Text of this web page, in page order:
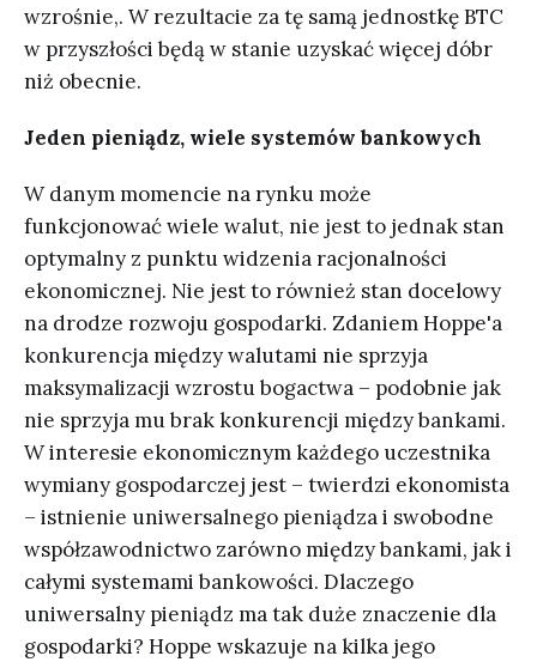
wzrośnie,. W rezultacie za tę samą jednostkę BTC
w przyszłości będą w stanie uzyskać więcej dóbr
niż obecnie.
Jeden pieniądz, wiele systemów bankowych
W danym momencie na rynku może
funkcjonować wiele walut, nie jest to jednak stan
optymalny z punktu widzenia racjonalności
ekonomicznej. Nie jest to również stan docelowy
na drodze rozwoju gospodarki. Zdaniem Hoppe'a
konkurencja między walutami nie sprzyja
maksymalizacji wzrostu bogactwa – podobnie jak
nie sprzyja mu brak konkurencji między bankami.
W interesie ekonomicznym każdego uczestnika
wymiany gospodarczej jest – twierdzi ekonomista
– istnienie uniwersalnego pieniądza i swobodne
współzawodnictwo zarówno między bankami, jak i
całymi systemami bankowości. Dlaczego
uniwersalny pieniądz ma tak duże znaczenie dla
gospodarki? Hoppe wskazuje na kilka jego